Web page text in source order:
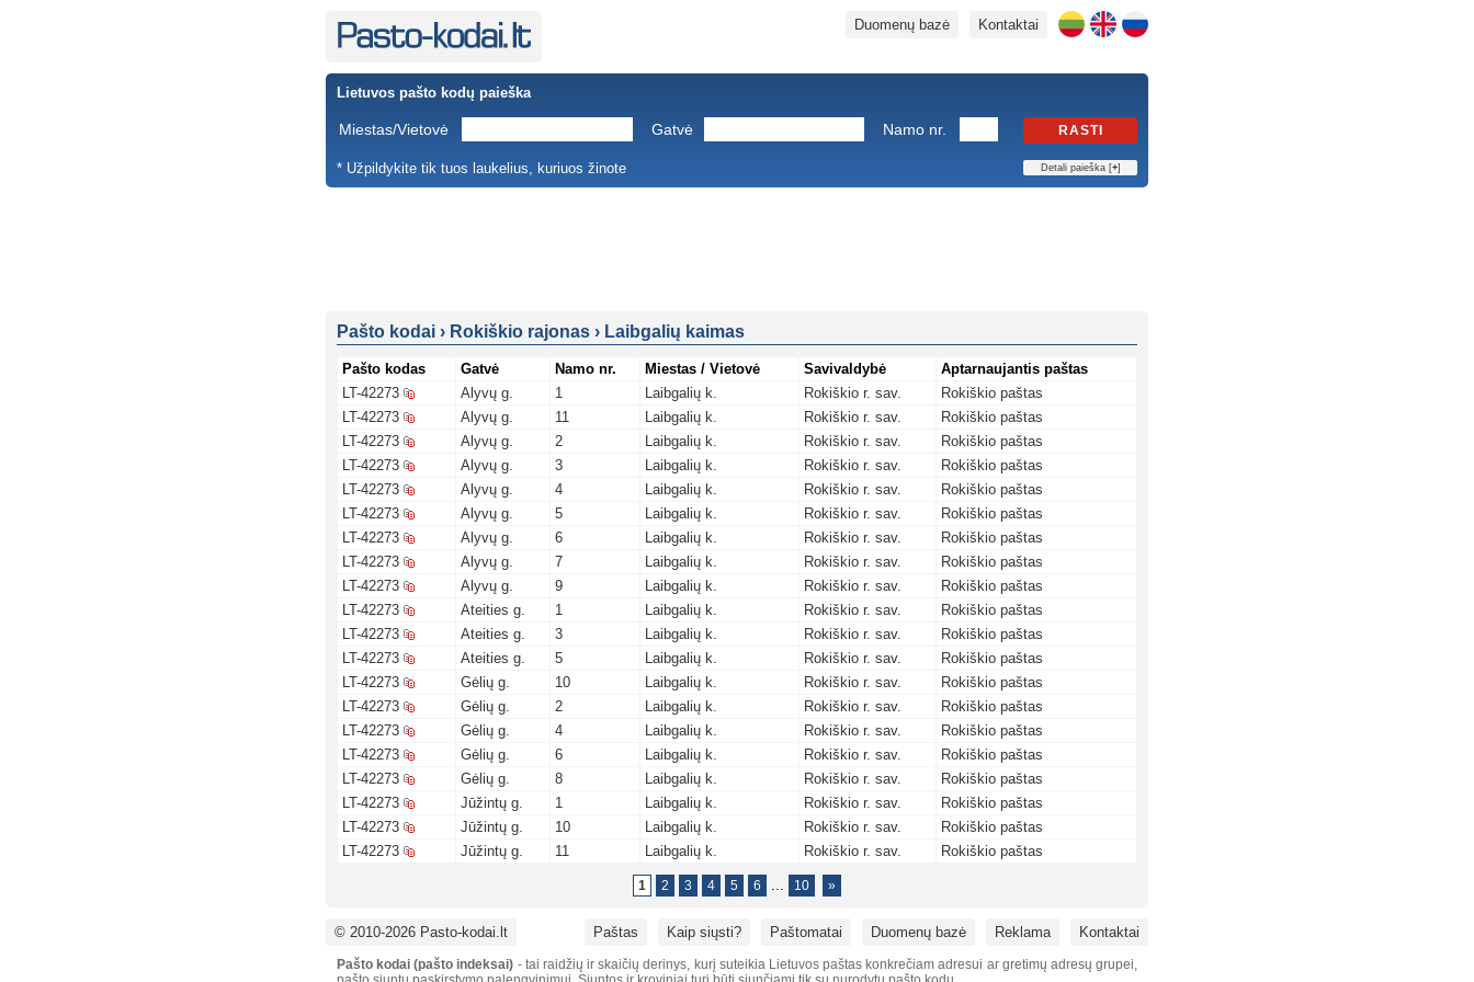
Kontaktai
Duomenų bazė
Lietuvos pašto kodų paieška
Miestas/Vietovė Gatvė Namo nr. RASTI
* Užpildykite tik tuos laukelius, kuriuos žinote Detali paieška [+]
Pašto kodai › Rokiškio rajonas › Laibgalių kaimas
Pašto kodas Gatvė Namo nr. Miestas / Vietovė Savivaldybė
Aptarnaujantis paštas
LT-42273
Alyvų g. 1 Laibgalių k. Rokiškio r. sav.
Rokiškio paštas
LT-42273
Alyvų g. 11 Laibgalių k. Rokiškio r. sav.
Rokiškio paštas
LT-42273
Alyvų g. 2 Laibgalių k. Rokiškio r. sav.
Rokiškio paštas
LT-42273
Alyvų g. 3 Laibgalių k. Rokiškio r. sav.
Rokiškio paštas
LT-42273
Alyvų g. 4 Laibgalių k. Rokiškio r. sav.
Rokiškio paštas
LT-42273
Alyvų g. 5 Laibgalių k. Rokiškio r. sav.
Rokiškio paštas
LT-42273
Alyvų g. 6 Laibgalių k. Rokiškio r. sav.
Rokiškio paštas
LT-42273
Alyvų g. 7 Laibgalių k. Rokiškio r. sav.
Rokiškio paštas
LT-42273
Alyvų g. 9 Laibgalių k. Rokiškio r. sav.
Rokiškio paštas
LT-42273
Ateities g. 1 Laibgalių k. Rokiškio r. sav.
Rokiškio paštas
LT-42273
Ateities g. 3 Laibgalių k. Rokiškio r. sav.
Rokiškio paštas
LT-42273
Ateities g. 5 Laibgalių k. Rokiškio r. sav.
Rokiškio paštas
LT-42273
Gėlių g. 10 Laibgalių k. Rokiškio r. sav.
Rokiškio paštas
LT-42273
Gėlių g. 2 Laibgalių k. Rokiškio r. sav.
Rokiškio paštas
LT-42273
Gėlių g. 4 Laibgalių k. Rokiškio r. sav.
Rokiškio paštas
LT-42273
Gėlių g. 6 Laibgalių k. Rokiškio r. sav.
Rokiškio paštas
LT-42273
Gėlių g. 8 Laibgalių k. Rokiškio r. sav.
Rokiškio paštas
LT-42273
Jūžintų g. 1 Laibgalių k. Rokiškio r. sav.
Rokiškio paštas
LT-42273
Jūžintų g. 10 Laibgalių k. Rokiškio r. sav.
Rokiškio paštas
LT-42273
Jūžintų g. 11 Laibgalių k. Rokiškio r. sav. Rokiškio paštas
1 2 3 4 5 6 ... 10 »
© 2010-2026 Pasto-kodai.lt Paštas Kaip siųsti? Paštomatai Duomenų bazė Reklama Kontaktai
Pašto kodai (pašto indeksai) - tai raidžių ir skaičių derinys, kurį suteikia Lietuvos paštas konkrečiam adresui ar gretimų adresų grupei,